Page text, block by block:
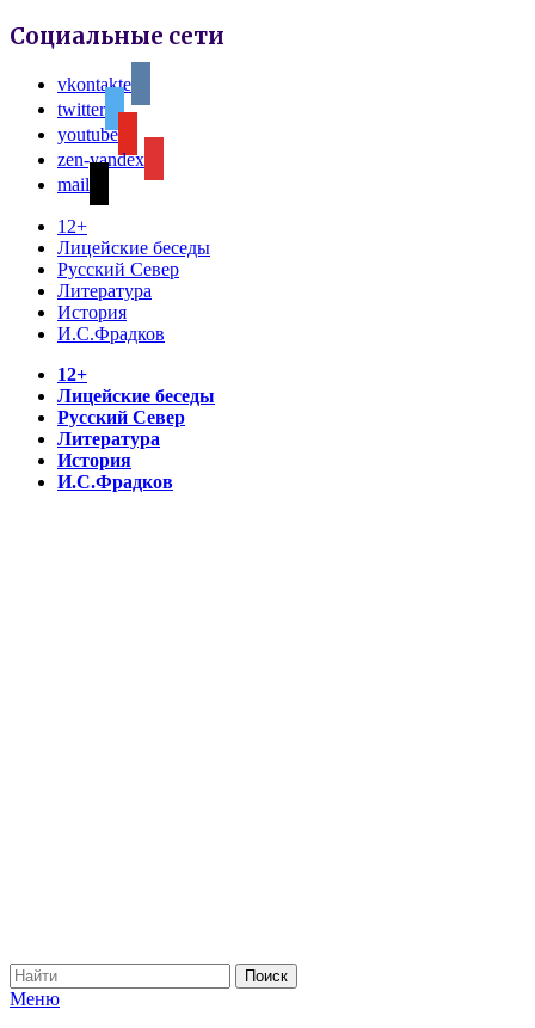
Социальные сети
vkontakte
twitter
youtube
zen-yandex
mail
12+
Лицейские беседы
Русский Север
Литература
История
И.С.Фрадков
12+
Лицейские беседы
Русский Север
Литература
История
И.С.Фрадков
Меню